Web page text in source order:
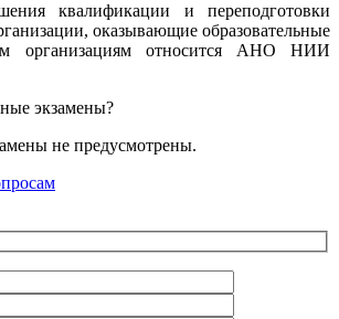
квалификации и переподготовки
оказывающие образовательные
организациям относится АНО НИИ
экзамены?
не предусмотрены.